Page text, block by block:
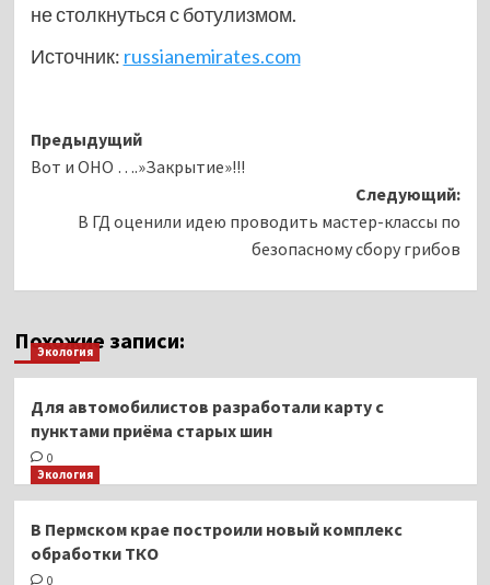
не столкнуться с ботулизмом.
Источник: russianemirates.com
Навигация
записи
Предыдущий
Вот и ОНО ….»Закрытие»!!!
Следующий:
В ГД оценили идею проводить мастер-классы по
безопасному сбору грибов
Похожие записи:
Экология
Для автомобилистов разработали карту с
пунктами приёма старых шин
0
Экология
В Пермском крае построили новый комплекс
обработки ТКО
0